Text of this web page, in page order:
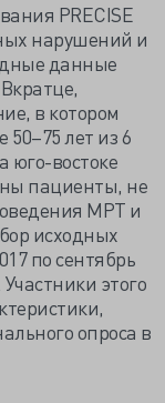
PRECISE
нарушений и
данные
в котором
50–75 лет из 6
юго-востоке
пациенты, не
МРТ и
исходных
по сентябрь
этого
опроса в